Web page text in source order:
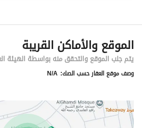
الموقع والأماكن القريبة
يتم جلب الموقع والتحقق منه بواسطة الهيئة
وصف موقع العقار حسب الصك: N/A